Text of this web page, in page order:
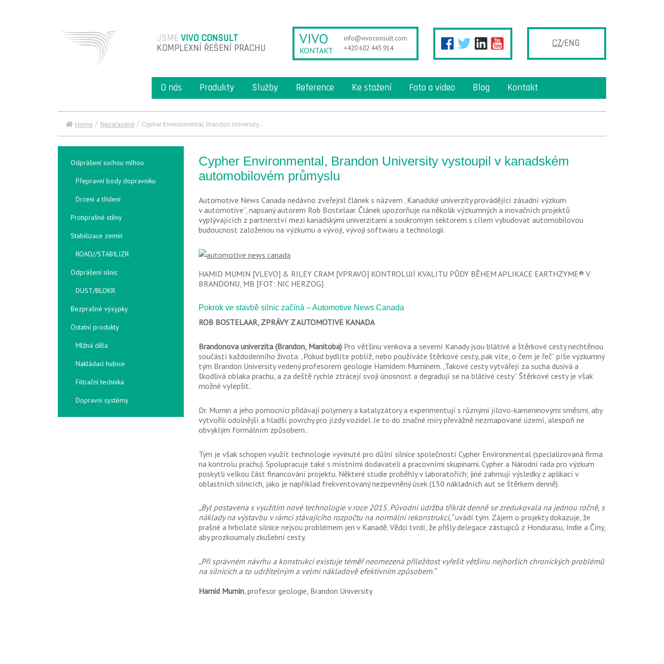
JSME VIVO CONSULT
KOMPLEXNÍ ŘEŠENÍ PRACHU
VIVO
KONTAKT
info@vivoconsult.com
+420 602 443 914
CZ ENG
O nás Produkty Služby Reference Ke stažení Foto a video Blog Kontakt
Home / Nezařazené / Cypher Environmental, Brandon University...
Odprášení suchou mlhou
Přepravní body dopravníku
Drcení a třídení
Protiprašné stěny
Stabilizace zemin
ROAD//STABILIZR
Odprášení silnic
DUST/BLOKR
Bezprašné výsypky
Ostatní produkty
Mlžná děla
Nakládací hubice
Filtrační technika
Dopravní systémy
Cypher Environmental, Brandon University vystoupil v kanadském
automobilovém průmyslu
Automotive News Canada nedávno zveřejnil článek s názvem „Kanadské univerzity provádějící zásadní výzkum
v automotive“, napsaný autorem Rob Bostelaar. Článek upozorňuje na několik výzkumných a inovačních projektů
vyplývajících z partnerství mezi kanadskými univerzitami a soukromým sektorem s cílem vybudovat automobilovou
budoucnost založenou na výzkumu a vývoji, vývoji softwaru a technologii.
HAMID MUMIN [VLEVO] & RILEY CRAM [VPRAVO] KONTROLUJÍ KVALITU PŮDY BĚHEM APLIKACE EARTHZYME® V
BRANDONU, MB [FOT: NIC HERZOG]
Pokrok ve stavbě silnic začíná – Automotive News Canada
ROB BOSTELAAR, ZPRÁVY Z AUTOMOTIVE KANADA
Brandonova univerzita (Brandon, Manitoba) Pro většinu venkova a severní Kanady jsou blátivé a štěrkové cesty nechtěnou
součástí každodenního života. „Pokud bydlíte poblíž, nebo používáte štěrkové cesty, pak víte, o čem je řeč“ píše výzkumný
tým Brandon University vedený profesorem geologie Hamidem Muminem. „Takové cesty vytvářejí za sucha dusivá a
škodlivá oblaka prachu, a za deště rychle ztrácejí svoji únosnost a degradují se na blátivé cesty“ Štěrkové cesty je však
možné vylepšit.
Dr. Mumin a jeho pomocníci přidávají polymery a katalyzátory a experimentují s různými jílovo-kameninovými směsmi, aby
vytvořili odolnější a hladší povrchy pro jízdy vozidel. Je to do značné míry převážně nezmapované území, alespoň ne
obvyklým formálním způsobem..
Tým je však schopen využít technologie vyvinuté pro důlní silnice společností Cypher Environmental (specializovaná firma
na kontrolu prachu). Spolupracuje také s místními dodavateli a pracovními skupinami. Cypher a Národní rada pro výzkum
poskytli velkou část financování projektu. Některé studie proběhly v laboratořích; jiné zahrnují výsledky z aplikací v
oblastních silnicích, jako je například frekventovaný nezpevněný úsek (150 nákladních aut se štěrkem denně).
„Byl postavena s využitím nové technologie v roce 2015. Původní údržba třikrát denně se zredukovala na jednou ročně, s
náklady na výstavbu v rámci stávajícího rozpočtu na normální rekonstrukci,“uvádí tým. Zájem o projekty dokazuje, že
prašné a hrbolaté silnice nejsou problémem jen v Kanadě. Vědci tvrdí, že přišly delegace zástupců z Hondurasu, Indie a Číny,
aby prozkoumaly zkušební cesty.
„Při správném návrhu a konstrukci existuje téměř neomezená příležitost vyřešit většinu nejhorších chronických problémů
na silnicích a to udržitelným a velmi nákladově efektivním způsobem.“
Hamid Mumin, profesor geologie, Brandon University